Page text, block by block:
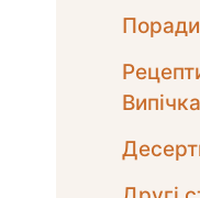
Поради
Випічка